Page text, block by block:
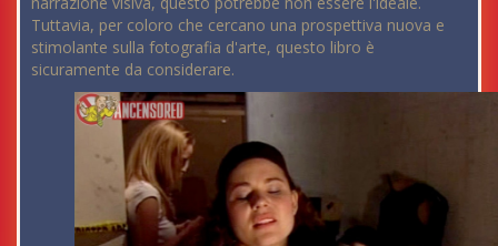
Tuttavia, per coloro che cercano una prospettiva nuova e
stimolante sulla fotografia d'arte, questo libro è
sicuramente da considerare.